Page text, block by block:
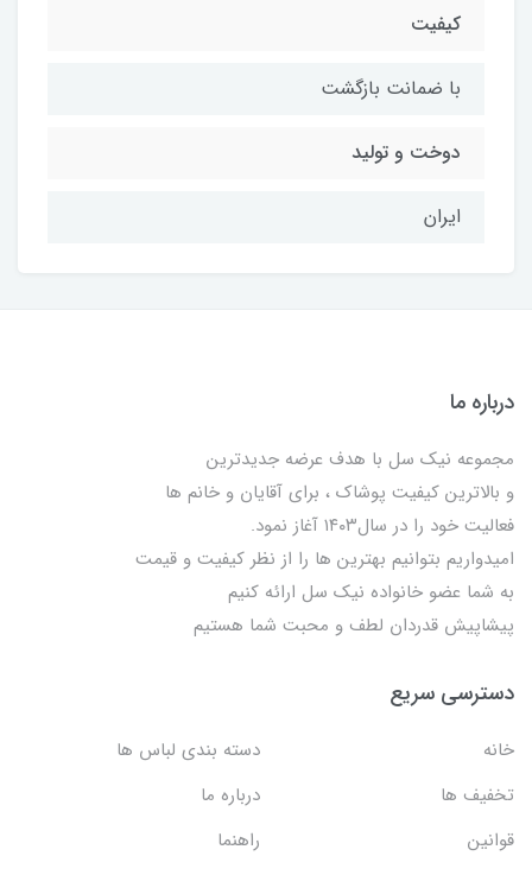
کیفیت
با ضمانت بازگشت
دوخت و تولید
ایران
درباره ما
مجموعه نیک سل با هدف عرضه جدیدترین
و بالاترین کیفیت پوشاک ، برای آقایان و خانم ها
فعالیت خود را در سال۱۴۰۳ آغاز نمود.
امیدواریم بتوانیم بهترین ها را از نظر کیفیت و قیمت
به شما عضو خانواده نیک سل ارائه کنیم
پیشاپیش قدردان لطف و محبت شما هستیم
دسترسی سریع
خانه
دسته بندی لباس ها
تخفیف ها
درباره ما
قوانین
راهنما